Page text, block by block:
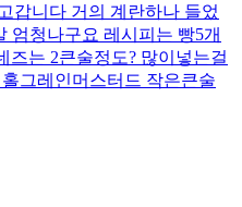
갑니다 거의 계란하나 들었
엄청나구요 레시피는 빵5개
즈는 2큰술정도? 많이넣는걸
그레인머스터드 작은큰술